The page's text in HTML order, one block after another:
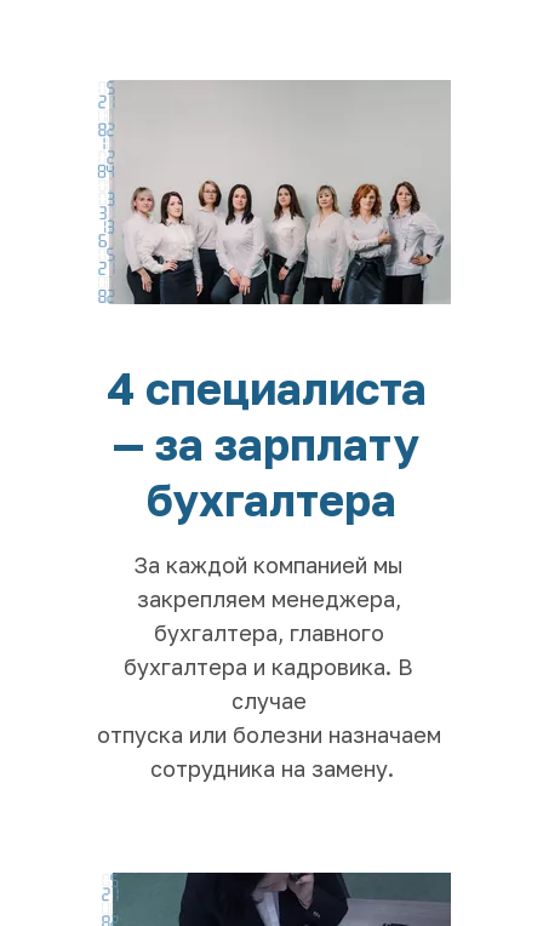
4 специалиста
— за зарплату
бухгалтера
За каждой компанией мы
закрепляем менеджера,
бухгалтера, главного
бухгалтера и кадровика. В
случае
отпуска или болезни назначаем
сотрудника на замену.